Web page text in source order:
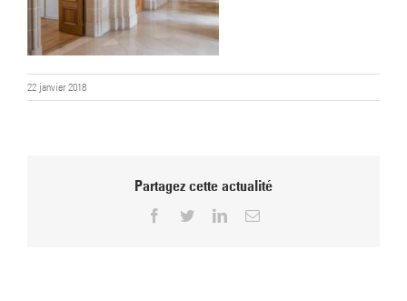
22 janvier 2018
Partagez cette actualité
Facebook
TwitterLinkedInEmail